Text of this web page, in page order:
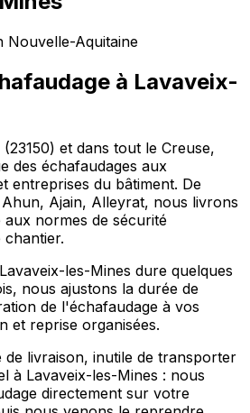
Nouvelle-Aquitaine
à Lavaveix-
et dans tout le Creuse,
des échafaudages aux
entreprises du bâtiment. De
Ajain, Alleyrat, nous livrons
normes de sécurité
les-Mines dure quelques
nous ajustons la durée de
de l'échafaudage à vos
et reprise organisées.
livraison, inutile de transporter
à Lavaveix-les-Mines : nous
directement sur votre